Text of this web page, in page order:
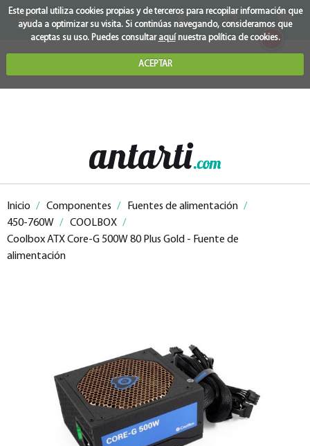
Este portal utiliza cookies propias y de terceros para recopilar información que
ayuda a optimizar su visita. Si continúas navegando, consideramos que
aceptas su uso. Puedes consultar aquínuestra política de cookies.
ACEPTAR
0
Inicio / Componentes / Fuentes de alimentación /
450-760W / COOLBOX /
Coolbox ATX Core-G 500W 80 Plus Gold - Fuente de
alimentación